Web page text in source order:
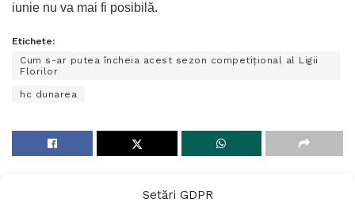
Setări GDPR
iunie nu va mai fi posibilă.
Etichete:
Cum s-ar putea încheia acest sezon competițional al Ligii
Florilor
hc dunarea